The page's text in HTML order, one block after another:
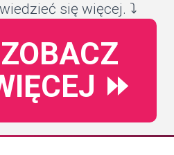
się więcej. ⤵️
ZOBACZ
⏩